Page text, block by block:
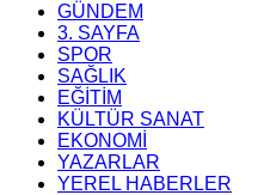
GÜNDEM
3. SAYFA
SPOR
SAĞLIK
EĞİTİM
KÜLTÜR SANAT
EKONOMİ
YAZARLAR
YEREL HABERLER